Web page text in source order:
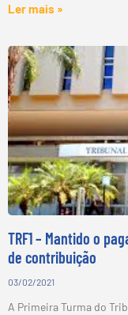
Ler mais »
TRF1 – Mantido o
de contribuição
03/02/2021
A Primeira Turma do